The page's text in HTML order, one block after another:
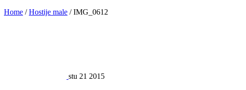
Home / Hostije male / IMG_0612
stu 21 2015